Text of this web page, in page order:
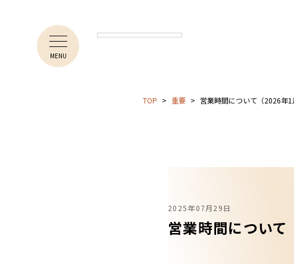
MENU
TOP 重要 営業時間について（2026年
2025年07月29日
営業時間につい